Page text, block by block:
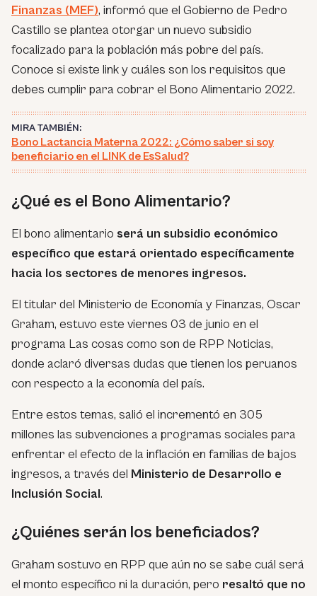
Finanzas (MEF), informó que el Gobierno de Pedro
Castillo se plantea otorgar un nuevo subsidio
focalizado para la población más pobre del país.
Conoce si existe link y cuáles son los requisitos que
debes cumplir para cobrar el Bono Alimentario 2022.
MIRA TAMBIÉN:
Bono Lactancia Materna 2022: ¿Cómo saber si soy
beneficiario en el LINK de EsSalud?
¿Qué es el Bono Alimentario?
El bono alimentario será un subsidio económico
específico que estará orientado específicamente
hacia los sectores de menores ingresos.
El titular del Ministerio de Economía y Finanzas, Oscar
Graham, estuvo este viernes 03 de junio en el
programa Las cosas como son de RPP Noticias,
donde aclaró diversas dudas que tienen los peruanos
con respecto a la economía del país.
Entre estos temas, salió el incrementó en 305
millones las subvenciones a programas sociales para
enfrentar el efecto de la inflación en familias de bajos
ingresos, a través del Ministerio de Desarrollo e
Inclusión Social.
¿Quiénes serán los beneficiados?
Graham sostuvo en RPP que aún no se sabe cuál será
el monto específico ni la duración, pero resaltó que no